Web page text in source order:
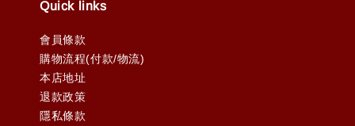
Quick links
會員條款
購物流程(付款/物流)
本店地址
退款政策
隱私條款